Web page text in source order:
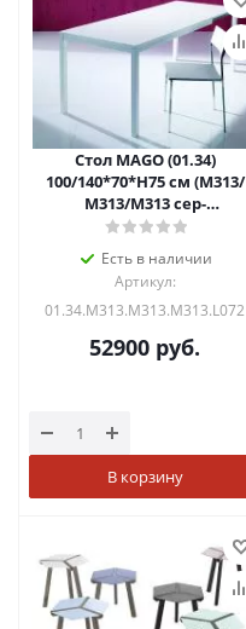
Стол MAGO (01.34)
100/140*70*Н75 см (М313/
M313/М313 сер-
кор.композит+L072ал)
Есть в наличии
Артикул:
01.34.M313.M313.M313.L072
52900 руб.
В корзину